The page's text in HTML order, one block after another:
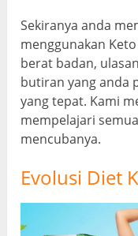
Sekiranya anda
menggunakan
berat badan,
butiran yang anda
yang tepat. Kami
mempelajari
mencubanya.
Evolusi Diet